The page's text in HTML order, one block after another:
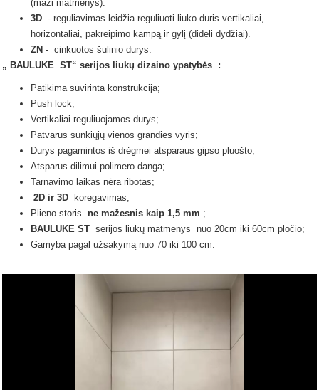
(maži matmenys).
3D - reguliavimas leidžia reguliuoti liuko duris vertikaliai,
horizontaliai, pakreipimo kampą ir gylį (dideli dydžiai).
ZN - cinkuotos šulinio durys.
„ BAULUKE ST“ serijos liukų dizaino ypatybės :
Patikima suvirinta konstrukcija;
Push lock;
Vertikaliai reguliuojamos durys;
Patvarus sunkiųjų vienos grandies vyris;
Durys pagamintos iš drėgmei atsparaus gipso pluošto;
Atsparus dilimui polimero danga;
Tarnavimo laikas nėra ribotas;
2D ir 3D koregavimas;
Plieno storis ne mažesnis kaip 1,5 mm ;
BAULUKE ST serijos liukų matmenys nuo 20cm iki 60cm pločio;
Gamyba pagal užsakymą nuo 70 iki 100 cm.